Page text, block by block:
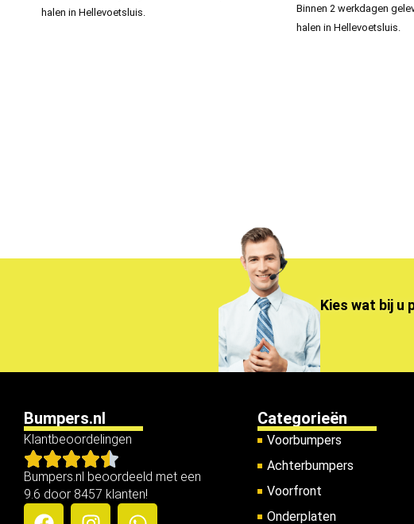
halen in Hellevoetsluis.
Binnen 2 werkdagen
halen in Hellevoetsluis.
Kies wat bij u
Bumpers.nl
Klantbeoordelingen
Bumpers.nl beoordeeld met een
9.6 door 8457 klanten!
Categorieën
Voorbumpers
Achterbumpers
Voorfront
Onderplaten